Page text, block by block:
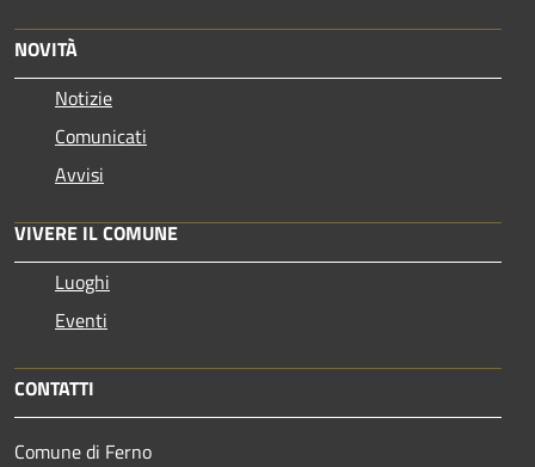
NOVITÀ
Notizie
Comunicati
Avvisi
VIVERE IL COMUNE
Luoghi
Eventi
CONTATTI
Comune di Ferno